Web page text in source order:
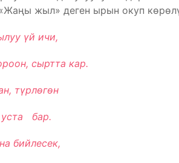
жыл» деген ырын окуп
үй ичи,
сыртта кар.
түрлөгөн
уста бар.
бийлесек,